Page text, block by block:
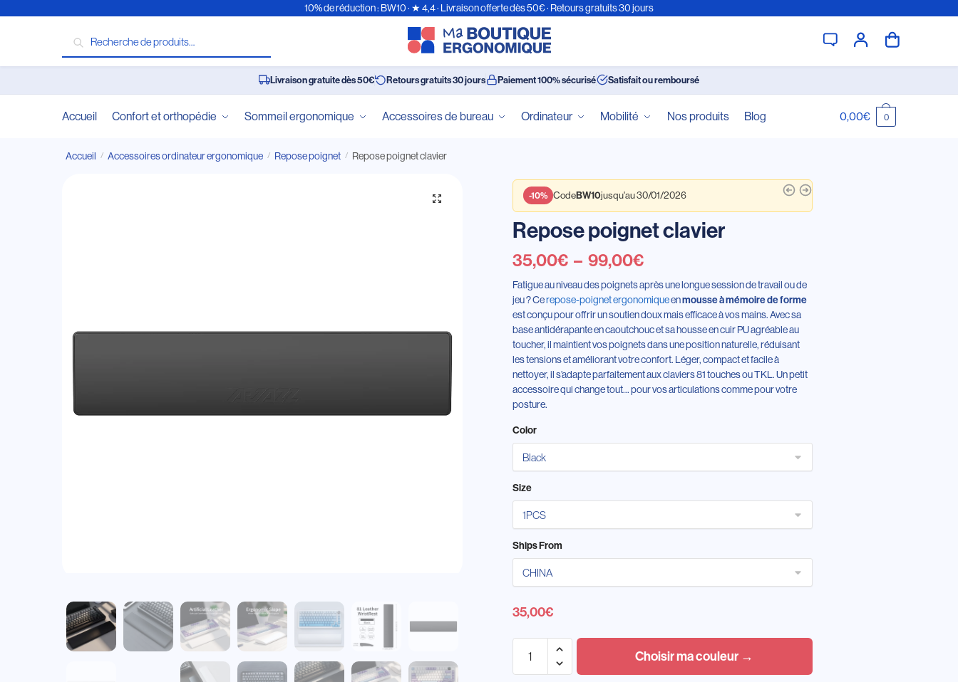
10% de réduction : BW10 · ★ 4,4 · Livraison offerte dès 50€ · Retours gratuits 30 jours
Recherche
Livraison gratuite dès 50€ Retours gratuits 30 jours Paiement 100% sécurisé Satisfait ou remboursé
Accueil Confort et orthopédie Sommeil ergonomique Accessoires de bureau Ordinateur Mobilité Nos produits Blog 0,00€ 0
Accueil / Accessoires ordinateur ergonomique / Repose poignet / Repose poignet clavier
-10% CodeBW10jusqu'au 30/01/2026
Repose poignet clavier
35,00€ – 99,00€
Fatigue au niveau des poignets après une longue session de travail ou de
jeu ? Cerepose-poignet ergonomiqueenmousse à mémoire de forme
est conçu pour offrir un soutien doux mais efficace à vos mains. Avec sa
base antidérapante en caoutchouc et sa housse en cuir PU agréable au
toucher, il maintient vos poignets dans une position naturelle, réduisant
les tensions et améliorant votre confort. Léger, compact et facile à
nettoyer, il s’adapte parfaitement aux claviers 81 touches ou TKL. Un petit
accessoire qui change tout… pour vos articulations comme pour votre
posture.
Color
Size
Ships From
35,00€
Choisir ma couleur →